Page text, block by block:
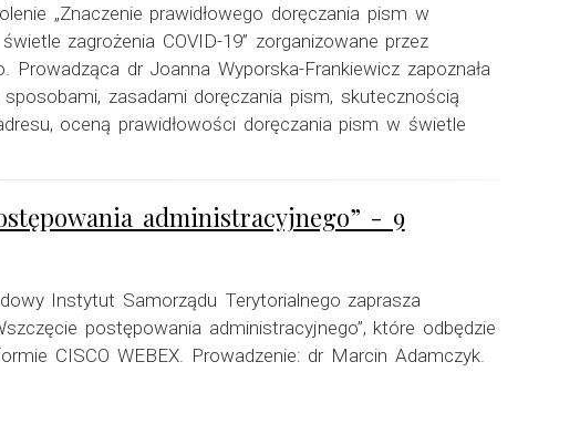
„Znaczenie prawidłowego doręczania pism w
zagrożenia COVID-19” zorganizowane przez
dr Joanna Wyporska-Frankiewicz zapoznała
zasadami doręczania pism, skutecznością
oceną prawidłowości doręczania pism w świetle
administracyjnego” - 9
Instytut Samorządu Terytorialnego zaprasza
postępowania administracyjnego”, które odbędzie
CISCO WEBEX. Prowadzenie: dr Marcin Adamczyk.